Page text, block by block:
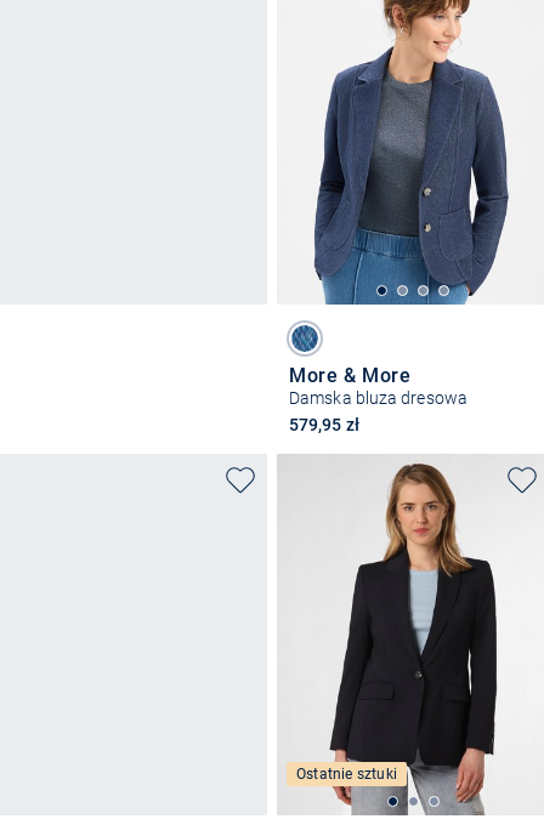
More & More
Damska bluza dresowa
579,95 zł
Ostatnie sztuki